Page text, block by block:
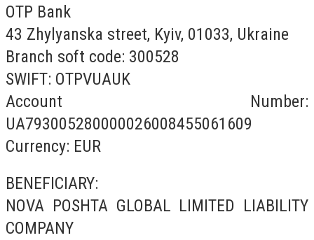
OTP Bank
43 Zhylyanska street, Kyiv, 01033, Ukraine
Branch soft code: 300528
SWIFT: OTPVUAUK
Account Number:
UA793005280000026008455061609
Currency: EUR
BENEFICIARY:
NOVA POSHTA GLOBAL LIMITED LIABILITY
COMPANY